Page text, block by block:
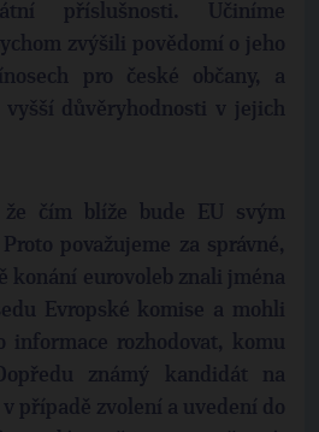
příslušnosti. Učiníme
zvýšili povědomí o jeho
pro české občany, a
důvěryhodnosti v jejich
že čím blíže bude EU svým
považujeme za správné,
konání eurovoleb znali jména
Evropské komise a mohli
informace rozhodovat, komu
známý kandidát na
případě zvolení a uvedení do